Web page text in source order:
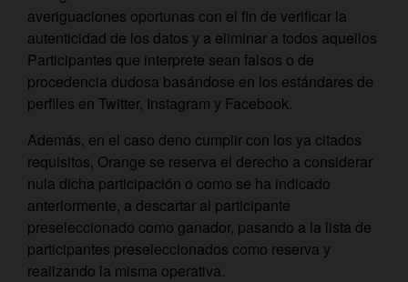
averiguaciones oportunas con el fin de verificar la
autenticidad de los datos y a eliminar a todos aquellos
Participantes que interprete sean falsos o de
procedencia dudosa basándose en los estándares de
perfiles en Twitter, Instagram y Facebook.
Además, en el caso deno cumplir con los ya citados
requisitos, Orange se reserva el derecho a considerar
nula dicha participación o como se ha indicado
anteriormente, a descartar al participante
preseleccionado como ganador, pasando a la lista de
participantes preseleccionados como reserva y
realizando la misma operativa.